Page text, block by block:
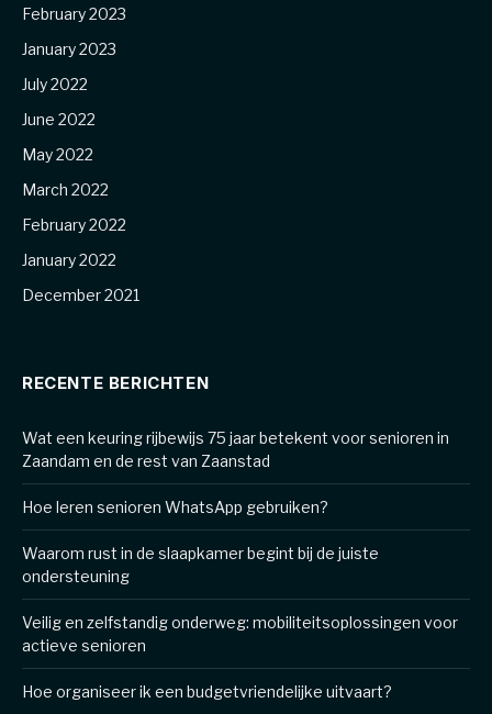
February 2023
January 2023
July 2022
June 2022
May 2022
March 2022
February 2022
January 2022
December 2021
RECENTE BERICHTEN
Wat een keuring rijbewijs 75 jaar betekent voor senioren in
Zaandam en de rest van Zaanstad
Hoe leren senioren WhatsApp gebruiken?
Waarom rust in de slaapkamer begint bij de juiste
ondersteuning
Veilig en zelfstandig onderweg: mobiliteitsoplossingen voor
actieve senioren
Hoe organiseer ik een budgetvriendelijke uitvaart?